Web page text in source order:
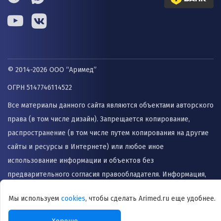
© 2014-2026 ООО “Аримед”
ОГРН 5147746114522
Все материалы данного сайта являются объектами авторского
права (в том числе дизайн). Запрещается копирование,
распространение (в том числе путем копирования на другие
сайты и ресурсы в Интернете) или любое иное
использование информации и объектов без
предварительного согласия правообладателя. Информация,
может быть использована для назначения лечения и
Мы используем cookies, чтобы сделать Arimed.ru еще удобнее.